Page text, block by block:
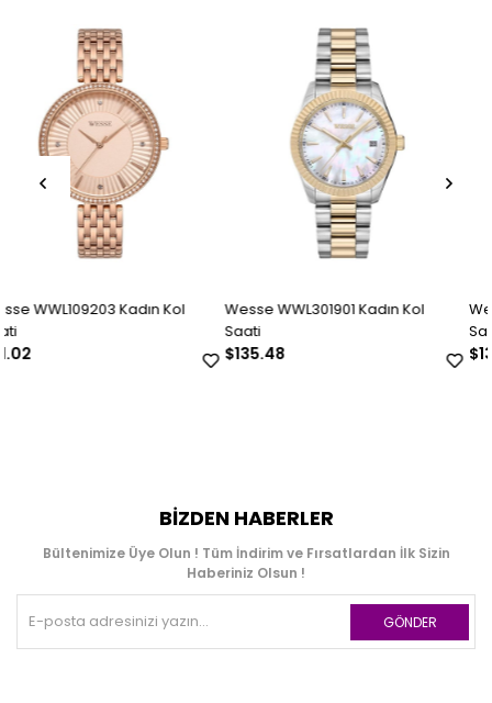
Wesse WWL301901 Kadın Kol
Wesse WWL301902 Kadın
BIZDEN HABERLER
Bültenimize Üye Olun ! Tüm İndirim ve Fırsatlardan İlk Sizin
Haberiniz Olsun !
GÖNDER